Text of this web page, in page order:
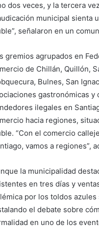
dos veces, y la tercera
municipal sienta
señalaron en un
gremios agrupados en
de Chillán, Quillón,
Bulnes, San
gastronómicas
ilegales en
hacia regiones,
“Con el comercio
vamos a regiones”,
la municipalidad
en tres días y
por los toldos
el debate sobre
en uno de los